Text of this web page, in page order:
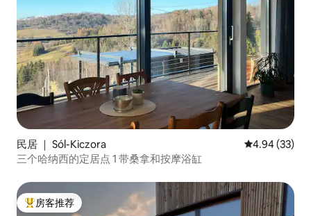
民居 ｜ Sól-Kiczora 平均评分
4.94 (33)
三个哈纳西的定居点 1 带桑拿和按摩浴缸
热门「房客推荐」
房客推荐